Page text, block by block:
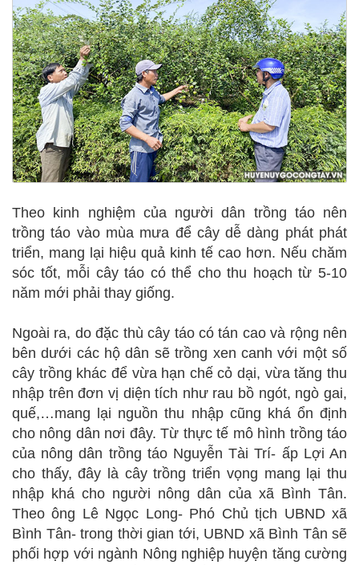
Theo kinh nghiệm của người dân trồng táo nên
trồng táo vào mùa mưa để cây dễ dàng phát phát
triển, mang lại hiệu quả kinh tế cao hơn. Nếu chăm
sóc tốt, mỗi cây táo có thể cho thu hoạch từ 5-10
năm mới phải thay giống.
Ngoài ra, do đặc thù cây táo có tán cao và rộng nên
bên dưới các hộ dân sẽ trồng xen canh với một số
cây trồng khác để vừa hạn chế cỏ dại, vừa tăng thu
nhập trên đơn vị diện tích như rau bồ ngót, ngò gai,
quế,…mang lại nguồn thu nhập cũng khá ổn định
cho nông dân nơi đây. Từ thực tế mô hình trồng táo
của nông dân trồng táo Nguyễn Tài Trí- ấp Lợi An
cho thấy, đây là cây trồng triển vọng mang lại thu
nhập khá cho người nông dân của xã Bình Tân.
Theo ông Lê Ngọc Long- Phó Chủ tịch UBND xã
Bình Tân- trong thời gian tới, UBND xã Bình Tân sẽ
phối hợp với ngành Nông nghiệp huyện tăng cường